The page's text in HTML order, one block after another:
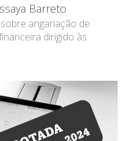
Barreto
angariação de
dirigido às